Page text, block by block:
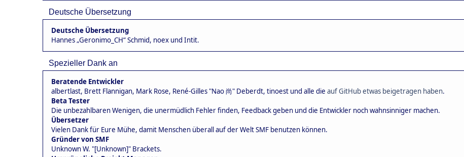
Deutsche Übersetzung
Deutsche Übersetzung
Hannes „Geronimo_CH“ Schmid, noex und Intit.
Spezieller Dank an
Beratende Entwickler
albertlast, Brett Flannigan, Mark Rose, René-Gilles "Nao 尚" Deberdt, tinoest und alle die auf GitHub etwas beigetragen haben.
Beta Tester
Die unbezahlbaren Wenigen, die unermüdlich Fehler finden, Feedback geben und die Entwickler noch wahnsinniger machen.
Übersetzer
Vielen Dank für Eure Mühe, damit Menschen überall auf der Welt SMF benutzen können.
Gründer von SMF
Unknown W. "[Unknown]" Brackets.